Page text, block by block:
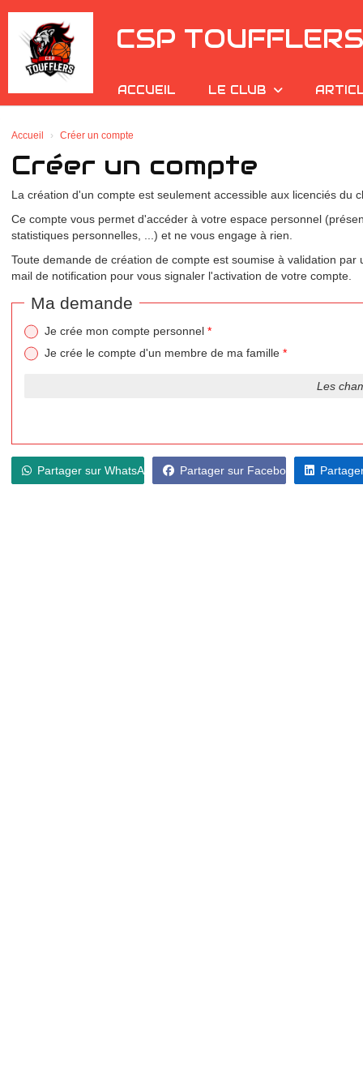
CSP
ACCUEIL LE CLUB
Accueil Créer un compte
Créer un compte
La création d'un compte est seulement accessible aux licenciés du
Ce compte vous permet d'accéder à votre espace personnel
statistiques personnelles, ...) et ne vous engage à rien.
Toute demande de création de compte est soumise à validation par
mail de notification pour vous signaler l'activation de votre compte.
Ma demande
Je crée mon compte personnel*
Je crée le compte d'un membre de ma famille*
Les
Partager sur WhatsApp Partager sur Facebook